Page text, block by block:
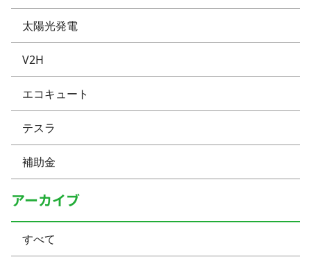
太陽光発電
V2H
エコキュート
テスラ
補助金
アーカイブ
すべて